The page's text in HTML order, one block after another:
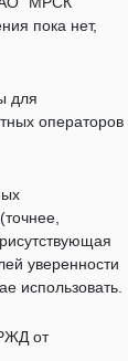
пока нет,
для
операторов
уверенности
использовать.
от